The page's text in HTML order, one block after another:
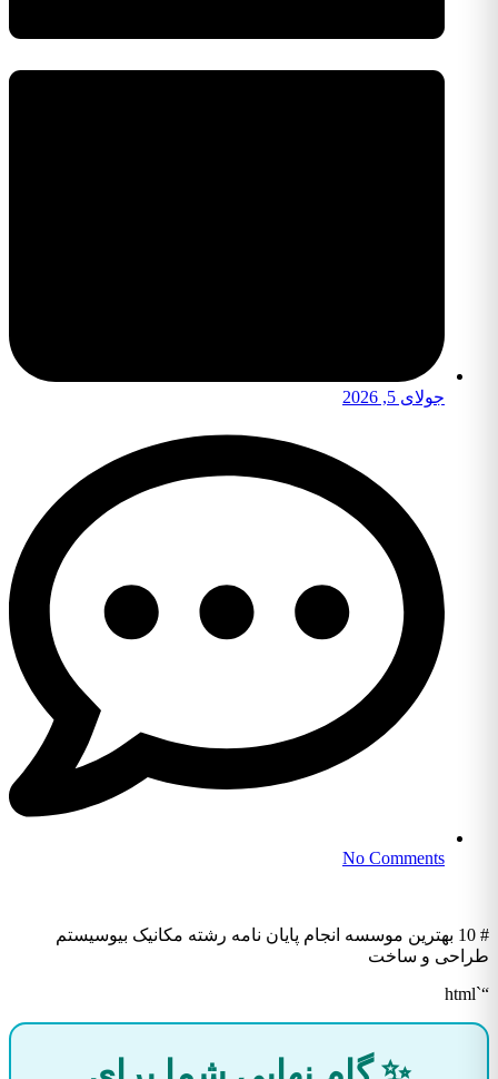
جولای 5, 2026
No Comments
# 10 بهترین موسسه انجام پایان نامه رشته مکانیک بیوسیستم
طراحی و ساخت
“`html